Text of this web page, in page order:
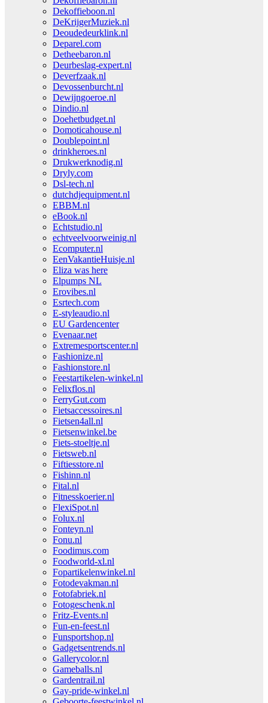
Dekoffieboon.nl
DeKrijgerMuziek.nl
Deoudedeurklink.nl
Deparel.com
Detheebaron.nl
Deurbeslag-expert.nl
Deverfzaak.nl
Devossenburcht.nl
Dewijngoeroe.nl
Dindio.nl
Doehetbudget.nl
Domoticahouse.nl
Doublepoint.nl
drinkheroes.nl
Drukwerknodig.nl
Dryly.com
Dsl-tech.nl
dutchdjequipment.nl
EBBM.nl
eBook.nl
Echtstudio.nl
echtveelvoorweinig.nl
Ecomputer.nl
EenVakantieHuisje.nl
Eliza was here
Elpumps NL
Erovibes.nl
Esrtech.com
E-styleaudio.nl
EU Gardencenter
Evenaar.net
Extremesportscenter.nl
Fashionize.nl
Fashionstore.nl
Feestartikelen-winkel.nl
Felixflos.nl
FerryGut.com
Fietsaccessoires.nl
Fietsen4all.nl
Fietsenwinkel.be
Fiets-stoeltje.nl
Fietsweb.nl
Fiftiesstore.nl
Fishinn.nl
Fital.nl
Fitnesskoerier.nl
FlexiSpot.nl
Folux.nl
Fonteyn.nl
Fonu.nl
Foodimus.com
Foodworld-xl.nl
Fopartikelenwinkel.nl
Fotodevakman.nl
Fotofabriek.nl
Fotogeschenk.nl
Fritz-Events.nl
Fun-en-feest.nl
Funsportshop.nl
Gadgetsentrends.nl
Gallerycolor.nl
Gameballs.nl
Gardentrail.nl
Gay-pride-winkel.nl